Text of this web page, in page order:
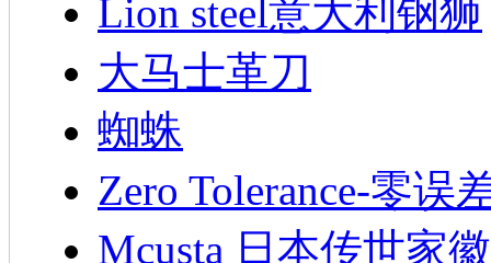
Lion steel意大利钢狮
大马士革刀
蜘蛛
Zero Tolerance-零误
Mcusta 日本传世家徽